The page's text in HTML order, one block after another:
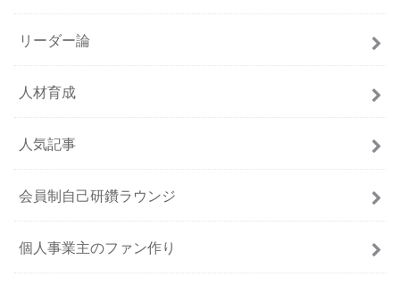
リーダー論
人材育成
人気記事
会員制自己研鑽ラウンジ
個人事業主のファン作り